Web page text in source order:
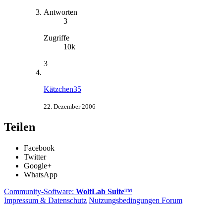
Antworten
3
Zugriffe
10k
3
Kätzchen35
22. Dezember 2006
Teilen
Facebook
Twitter
Google+
WhatsApp
Community-Software: WoltLab Suite™
Impressum & Datenschutz Nutzungsbedingungen Forum